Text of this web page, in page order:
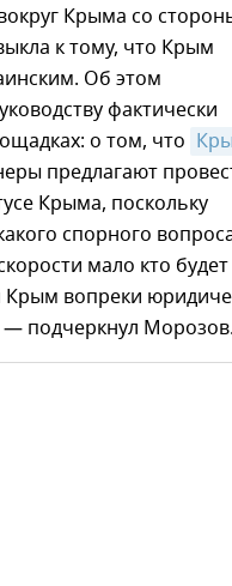
Крыма со
к тому, что Крым
Об этом
фактически
о том, что
предлагают
Крыма, поскольку
спорного
мало кто будет
Крым вопреки
— подчеркнул